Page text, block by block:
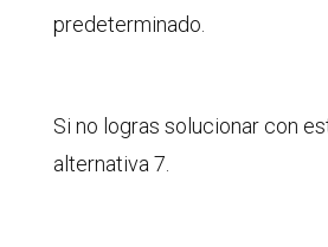
predeterminado.
Si no logras solucionar con
alternativa 7.